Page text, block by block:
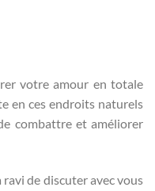
votre amour en totale
en ces endroits naturels
combattre et améliorer
de discuter avec vous